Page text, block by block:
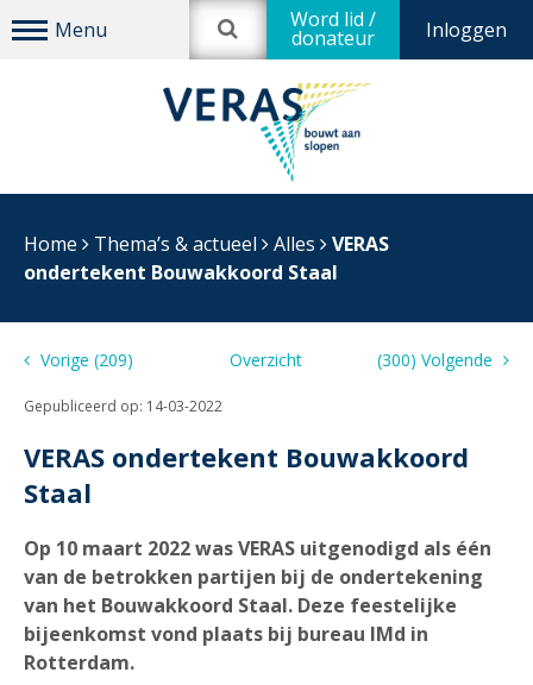
Inloggen
Word lid /
donateur
Home Thema’s & actueel Alles
VERAS
ondertekent Bouwakkoord Staal
Vorige (209) Overzicht (300) Volgende
Gepubliceerd op: 14-03-2022
VERAS ondertekent Bouwakkoord
Staal
Op 10 maart 2022 was VERAS uitgenodigd als één
van de betrokken partijen bij de ondertekening
van het Bouwakkoord Staal. Deze feestelijke
bijeenkomst vond plaats bij bureau IMd in
Rotterdam.